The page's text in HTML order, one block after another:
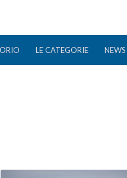
LE CATEGORIE NEWS